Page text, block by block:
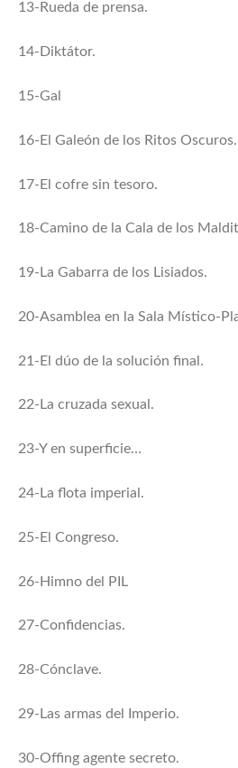
13-Rueda de prensa.
14-Diktátor.
15-Gal
16-El Galeón de los Ritos Oscuros.
17-El cofre sin tesoro.
18-Camino de la Cala de los
19-La Gabarra de los Lisiados.
20-Asamblea en la Sala Místico-
21-El dúo de la solución final.
22-La cruzada sexual.
23-Y en superficie…
24-La flota imperial.
25-El Congreso.
26-Himno del PIL
27-Confidencias.
28-Cónclave.
29-Las armas del Imperio.
30-Offing agente secreto.